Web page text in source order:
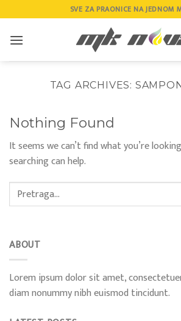
to
content
SVE ZA PRAONICE NA JEDNOM
TAG ARCHIVES:
Nothing Found
It seems we can’t find what you’re
searching can help.
ABOUT
Lorem ipsum dolor sit amet,
diam nonummy nibh euismod tincidunt.